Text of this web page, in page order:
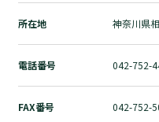
自然素材の家づくりとは？
ブログ
お問い合わせ
個人情報の取扱いについて
所在地 神奈川県
電話番号 042-752-
FAX番号 042-752-